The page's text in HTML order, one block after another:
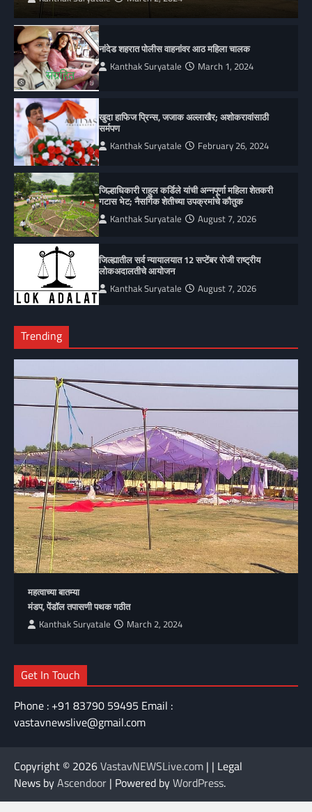
नांदेड शहरात पोलीस वाहनांवर आठ महिला चालक
Kanthak Suryatale March 1, 2024
खुदा हाफिज प्रिन्स, जजाक अल्लाखैर; अशोकरावांसाठी
सर्मपण
Kanthak Suryatale February 26, 2024
जिल्हाधिकारी राहुल कर्डिले यांची अन्नपूर्णा महिला शेतकरी
गटास भेट; नैसर्गिक शेतीच्या उपक्रमांचे कौतुक
Kanthak Suryatale August 7, 2026
जिल्ह्यातील सर्व न्यायालयात 12 सप्टेंबर रोजी राष्ट्रीय
लोकअदालतीचे आयोजन
Kanthak Suryatale August 7, 2026
Trending
महत्वाच्या बातम्या
मंडप, पेंडॉल तपासणी पथक गठीत
Kanthak Suryatale March 2, 2024
Get In Touch
Phone : +91 83790 59495 Email :
vastavnewslive@gmail.com
Copyright © 2026VastavNEWSLive.com | | Legal
News byAscendoor | Powered byWordPress.